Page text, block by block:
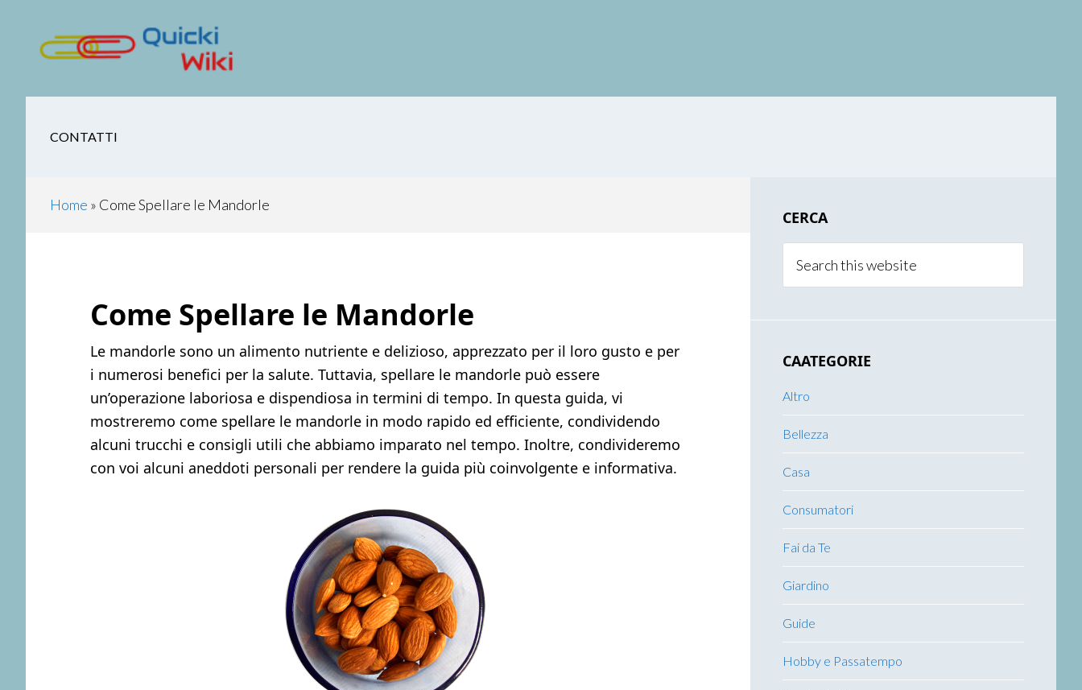
secondary
primary
footer
CONTATTI
Home » Come Spellare le Mandorle
Come Spellare le Mandorle
Le mandorle sono un alimento nutriente e delizioso, apprezzato per il loro gusto e per
i numerosi benefici per la salute. Tuttavia, spellare le mandorle può essere
un’operazione laboriosa e dispendiosa in termini di tempo. In questa guida, vi
mostreremo come spellare le mandorle in modo rapido ed efficiente, condividendo
alcuni trucchi e consigli utili che abbiamo imparato nel tempo. Inoltre, condivideremo
con voi alcuni aneddoti personali per rendere la guida più coinvolgente e informativa.
Sidebar
CERCA
this
CAATEGORIE
Altro
Bellezza
Casa
Consumatori
Fai da Te
Giardino
Guide
Hobby e Passatempo